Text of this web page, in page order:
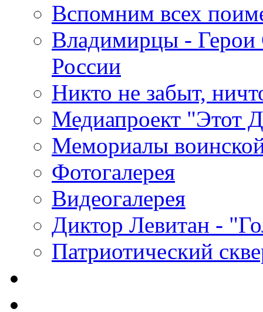
Вспомним всех
Владимирцы - Герои
России
Никто не забыт,
Медиапроект "Этот
Мемориалы
Фотогалерея
Видеогалерея
Диктор Левитан -
Патриотический